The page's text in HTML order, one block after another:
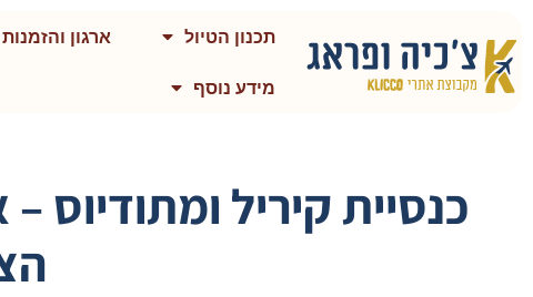
תכנון הטיול ארגון והזמנות
מידע נוסף
כנסיית קיריל ומתודיוס